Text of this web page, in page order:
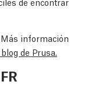
información
de Prusa.